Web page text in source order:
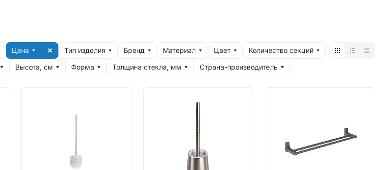
Цена Тип изделия Бренд Материал Цвет
Количество секций
Высота, см Форма Толщина стекла, мм Страна-производитель